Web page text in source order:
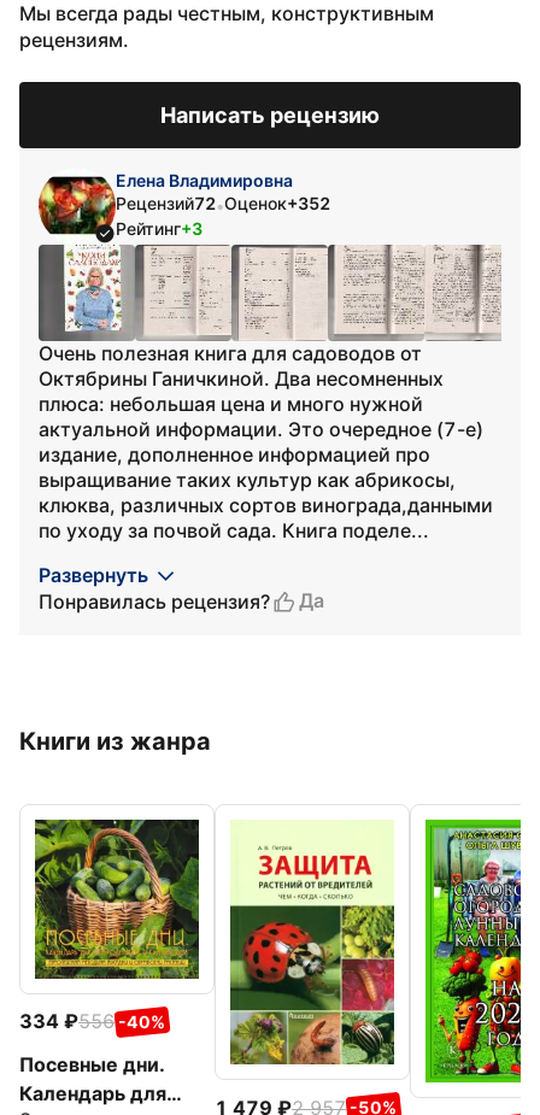
Мы всегда рады честным, конструктивным
рецензиям.
Написать рецензию
Елена Владимировна
Рецензий72•Оценок+352
Рейтинг+3
Очень полезная книга для садоводов от
Октябрины Ганичкиной. Два несомненных
плюса: небольшая цена и много нужной
актуальной информации. Это очередное (7-е)
издание, дополненное информацией про
выращивание таких культур как абрикосы,
клюква, различных сортов винограда,данными
по уходу за почвой сада. Книга поделе...
Развернуть
Понравилась рецензия?
Да
Книги из жанра
334 556 -40%
Посевные дни.
Календарь для
1 479 2 957 -50%